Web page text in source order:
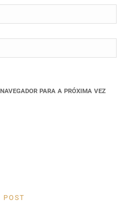
PARA A PRÓXIMA VEZ
POST